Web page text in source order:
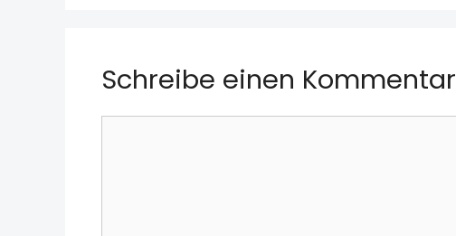
Schreibe einen Kommentar